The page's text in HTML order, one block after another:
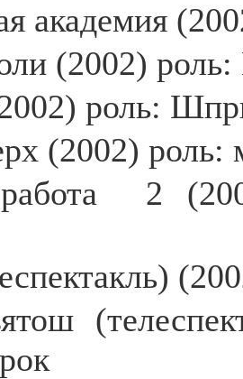
академия
(2002)
роль:
(2002) роль:
2